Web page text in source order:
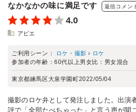
なかなかの味に満足です 返信コメン
4.0
アピエ
ご利用シーン： ロケ・撮影 › ロケ
参加者の年齢：60代以上男女比： 男女混合
東京都練馬区大泉学園町2022/05/04
撮影のロケ弁として発注しました。出演
評で「全部たべちゃった」と言う声が聞